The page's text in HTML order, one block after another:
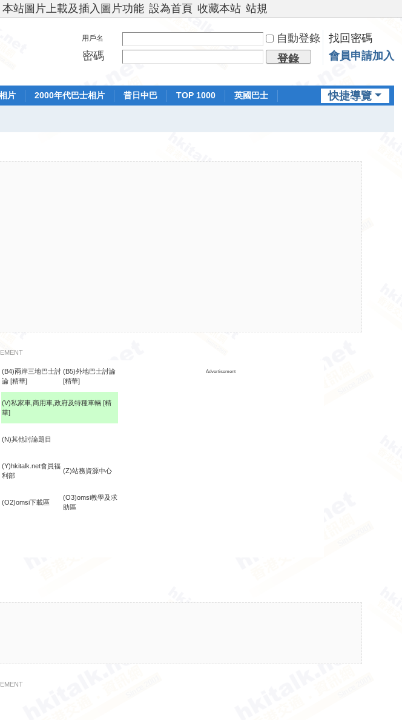
本站圖片上載及插入圖片功能 設為首頁 收藏本站 站規
用戶名 自動登錄
找回密碼
密碼
登錄 會員申請加入
快捷導覽
片 2000年代巴士相片 昔日中巴 TOP 1000
英國巴士
(B4)兩岸三地巴士討
論 [精華]
(B5)外地巴士討論
[精華]
Advertisement
(V)私家車,商用車,政府及特種車輛 [精
華]
(N)其他討論題目
(Y)hkitalk.net會員福
利部
(Z)站務資源中心
(O2)omsi下載區
(O3)omsi教學及求
助區